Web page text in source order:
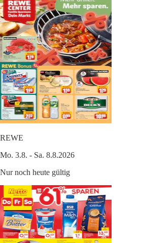
REWE
Mo. 3.8. - Sa. 8.8.2026
Nur noch heute gültig